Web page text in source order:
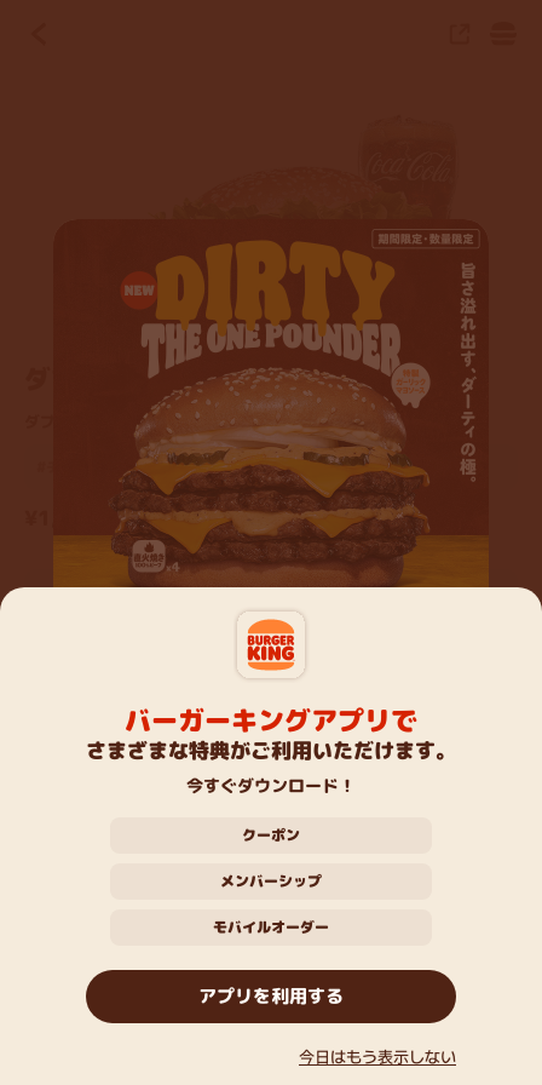
ダブルワッパーチーズセット
ダブルワッパーチーズ + フレンチフライ (S) + コカ・コーラ (M)
#パティ2枚以上
カロリー・アレルゲン情報
Nutrition & Allergen Info
こちらのメニューもおすすめ
アボカドワッパーJr. クアトロチーズワッパーJr.
新発売！『ダーティ ザ・ワンパウンダー』 直火焼きの
100％ビーフパティ4枚に、パンチのある旨さが食欲
をそそる「特製ガーリックマヨソース」を合わせた、
ビーフとソースの旨さが溢れ出す超大型バーガーで
す！ぜひお試しください！
バーガーキングアプリで
さまざまな特典がご利用いただけます。
今すぐダウンロード！
クーポン
メンバーシップ
モバイルオーダー
アプリを利用する
今日はもう表示しない